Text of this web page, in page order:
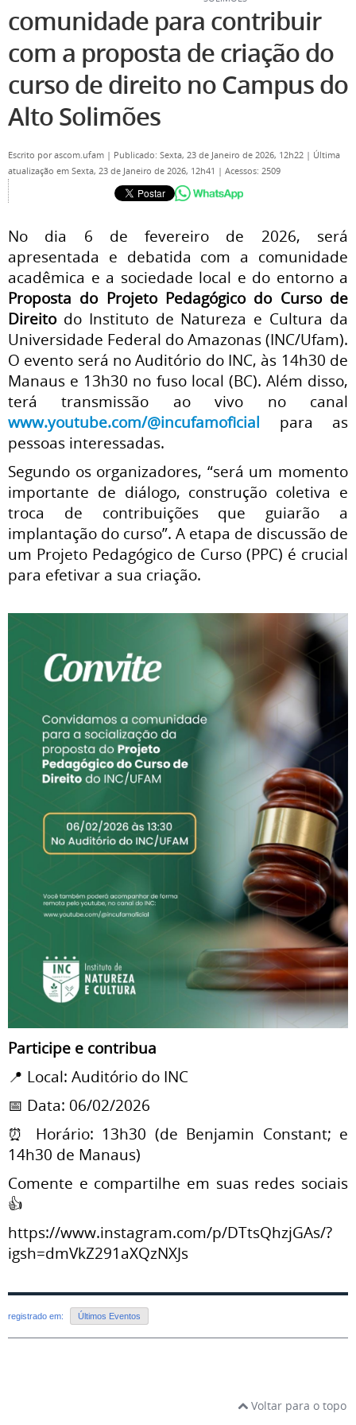
comunidade para contribuir
com a proposta de criação do
curso de direito no Campus do
Alto Solimões
Escrito porascom.ufam | Publicado: Sexta, 23 de Janeiro de 2026, 12h22 | Última
atualização em Sexta, 23 de Janeiro de 2026, 12h41 | Acessos: 2509
No dia 6 de fevereiro de 2026, será
apresentada e debatida com a comunidade
acadêmica e a sociedade local e do entorno a
Proposta do Projeto Pedagógico do Curso de
Direitodo Instituto de Natureza e Cultura da
Universidade Federal do Amazonas (INC/Ufam).
O evento será no Auditório do INC, às 14h30 de
Manaus e 13h30 no fuso local (BC). Além disso,
terá transmissão ao vivo no canal
www.youtube.com/@incufamoficial para as
pessoas interessadas.
Segundo os organizadores, “será um momento
importante de diálogo, construção coletiva e
troca de contribuições que guiarão a
implantação do curso”. A etapa de discussão de
um Projeto Pedagógico de Curso (PPC) é crucial
para efetivar a sua criação.
Participe e contribua
📍 Local: Auditório do INC
📅 Data: 06/02/2026
⏰ Horário: 13h30 (de Benjamin Constant; e
14h30 de Manaus)
Comente e compartilhe em suas redes sociais
👍
https://www.instagram.com/p/DTtsQhzjGAs/?
igsh=dmVkZ291aXQzNXJs
registrado em: Últimos Eventos
Voltar para o topo